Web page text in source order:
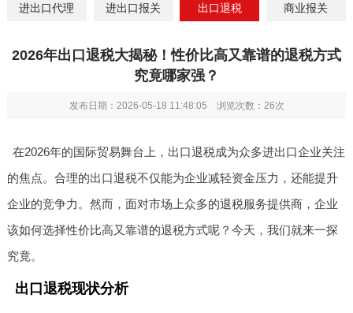
进出口代理 进出口报关 出口退税 商业报关
2026年出口退税大揭秘！性价比高又靠谱的退税方式
究竟哪家强？
发布日期：2026-05-18 11:48:05 浏览次数： 26次
在2026年的国际贸易舞台上，出口退税成为众多进出口企业关注
的焦点。合理的出口退税不仅能为企业减轻资金压力，还能提升
企业的竞争力。然而，面对市场上众多的退税服务提供商，企业
该如何选择性价比高又靠谱的退税方式呢？今天，我们就来一探
究竟。
出口退税现状分析